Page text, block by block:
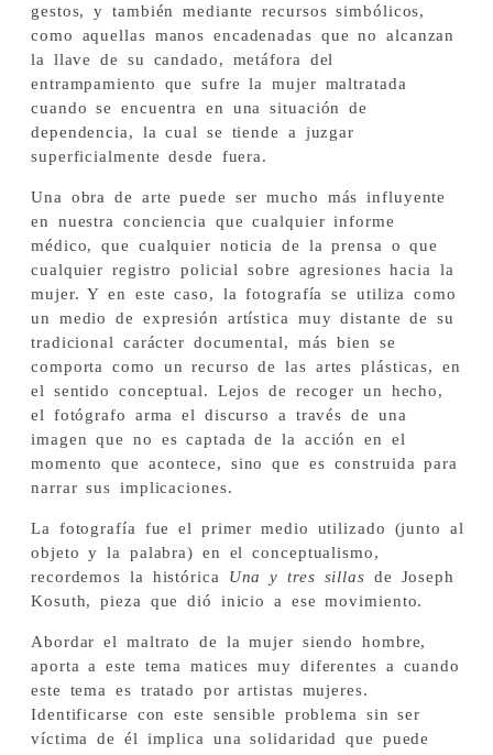
gestos, y también mediante recursos simbólicos,
como aquellas manos encadenadas que no alcanzan
la llave de su candado, metáfora del
entrampamiento que sufre la mujer maltratada
cuando se encuentra en una situación de
dependencia, la cual se tiende a juzgar
superficialmente desde fuera.
Una obra de arte puede ser mucho más influyente
en nuestra conciencia que cualquier informe
médico, que cualquier noticia de la prensa o que
cualquier registro policial sobre agresiones hacia la
mujer. Y en este caso, la fotografía se utiliza como
un medio de expresión artística muy distante de su
tradicional carácter documental, más bien se
comporta como un recurso de las artes plásticas, en
el sentido conceptual. Lejos de recoger un hecho,
el fotógrafo arma el discurso a través de una
imagen que no es captada de la acción en el
momento que acontece, sino que es construida para
narrar sus implicaciones.
La fotografía fue el primer medio utilizado (junto al
objeto y la palabra) en el conceptualismo,
recordemos la histórica Una y tres sillas de Joseph
Kosuth, pieza que dió inicio a ese movimiento.
Abordar el maltrato de la mujer siendo hombre,
aporta a este tema matices muy diferentes a cuando
este tema es tratado por artistas mujeres.
Identificarse con este sensible problema sin ser
víctima de él implica una solidaridad que puede